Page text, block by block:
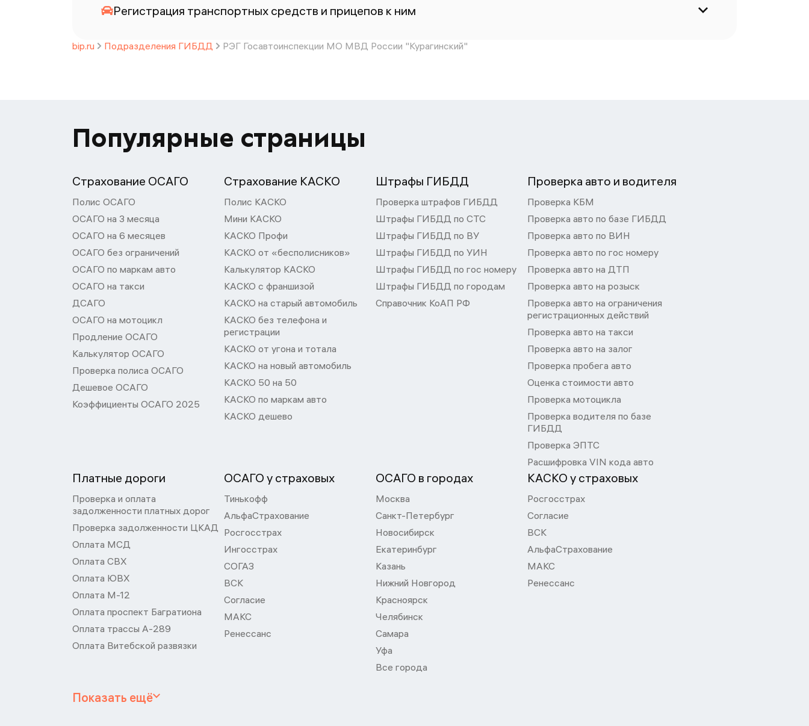
Регистрация транспортных средств и прицепов к ним
bip.ru Подразделения ГИБДД РЭГ Госавтоинспекции МО МВД России "Курагинский"
Популярные страницы
Страхование ОСАГО
Полис ОСАГО
ОСАГО на 3 месяца
ОСАГО на 6 месяцев
ОСАГО без ограничений
ОСАГО по маркам авто
ОСАГО на такси
ДСАГО
ОСАГО на мотоцикл
Продление ОСАГО
Калькулятор ОСАГО
Проверка полиса ОСАГО
Дешевое ОСАГО
Коэффициенты ОСАГО 2025
Страхование КАСКО
Полис КАСКО
Мини КАСКО
КАСКО Профи
КАСКО от «бесполисников»
Калькулятор КАСКО
КАСКО с франшизой
КАСКО на старый автомобиль
КАСКО без телефона и
регистрации
КАСКО от угона и тотала
КАСКО на новый автомобиль
КАСКО 50 на 50
КАСКО по маркам авто
КАСКО дешево
Штрафы ГИБДД
Проверка штрафов ГИБДД
Штрафы ГИБДД по СТС
Штрафы ГИБДД по ВУ
Штрафы ГИБДД по УИН
Штрафы ГИБДД по гос номеру
Штрафы ГИБДД по городам
Справочник КоАП РФ
Проверка авто и водителя
Проверка КБМ
Проверка авто по базе ГИБДД
Проверка авто по ВИН
Проверка авто по гос номеру
Проверка авто на ДТП
Проверка авто на розыск
Проверка авто на ограничения
регистрационных действий
Проверка авто на такси
Проверка авто на залог
Проверка пробега авто
Оценка стоимости авто
Проверка мотоцикла
Проверка водителя по базе
ГИБДД
Проверка ЭПТС
Расшифровка VIN кода авто
Платные дороги
Проверка и оплата
задолженности платных дорог
Проверка задолженности ЦКАД
Оплата МСД
Оплата СВХ
Оплата ЮВХ
Оплата М-12
Оплата проспект Багратиона
Оплата трассы А-289
Оплата Витебской развязки
ОСАГО у страховых
Тинькофф
АльфаСтрахование
Росгосстрах
Ингосстрах
СОГАЗ
ВСК
Согласие
МАКС
Ренессанс
ОСАГО в городах
Москва
Санкт-Петербург
Новосибирск
Екатеринбург
Казань
Нижний Новгород
Красноярск
Челябинск
Самара
Уфа
Все города
КАСКО у страховых
Росгосстрах
Согласие
ВСК
АльфаСтрахование
МАКС
Ренессанс
Показать ещё